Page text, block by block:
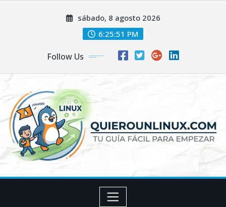
sábado, 8 agosto 2026
6:25:51 PM
Follow Us